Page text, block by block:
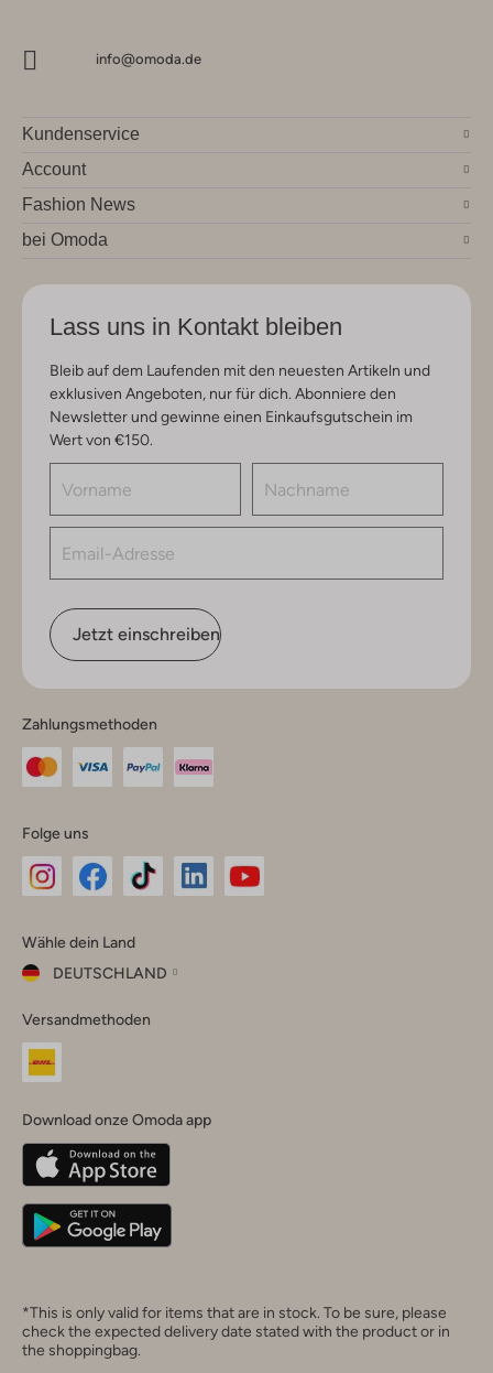
info@omoda.de
Kundenservice
Account
Fashion News
bei Omoda
Lass uns in Kontakt bleiben
Bleib auf dem Laufenden mit den neuesten Artikeln und
exklusiven Angeboten, nur für dich. Abonniere den
Newsletter und gewinne einen Einkaufsgutschein im
Wert von €150.
Jetzt einschreiben
Zahlungsmethoden
Folge uns
Instagram
Facebook
TikTok
Wähle dein Land
DEUTSCHLAND
dein
Land
Belgique(Français)
Deutschland
Versandmethoden
Download onze Omoda app
*This is only valid for items that are in stock. To be sure, please
check the expected delivery date stated with the product or in
the shoppingbag.